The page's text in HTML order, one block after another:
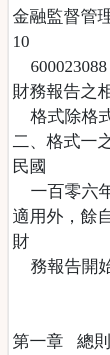
金融監督管
10
財務報告之
格式除格
二、格式一
民國
一百零六
適用外，餘
財
務報告開
第一章 總則